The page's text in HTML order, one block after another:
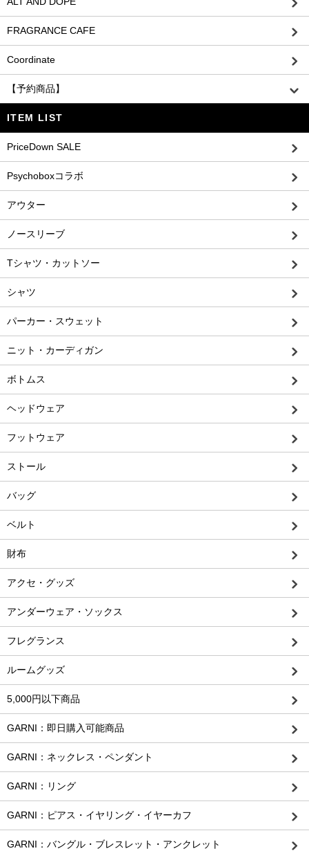
FRAGRANCE CAFE
Coordinate
【予約商品】
ITEM LIST
PriceDown SALE
Psychoboxコラボ
アウター
ノースリーブ
Tシャツ・カットソー
シャツ
パーカー・スウェット
ニット・カーディガン
ボトムス
ヘッドウェア
フットウェア
ストール
バッグ
ベルト
財布
アクセ・グッズ
アンダーウェア・ソックス
フレグランス
ルームグッズ
5,000円以下商品
GARNI：即日購入可能商品
GARNI：ネックレス・ペンダント
GARNI：リング
GARNI：ピアス・イヤリング・イヤーカフ
GARNI：バングル・ブレスレット・アンクレット